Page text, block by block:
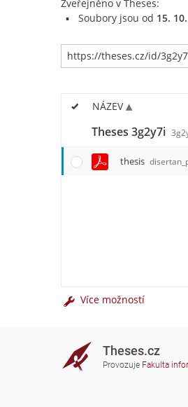
Zveřejněno v Theses:
Soubory jsou od 15.
NÁZEV
Theses 3g2y7i
thesis
Více možností
Theses.cz
Provozuje Fakulta